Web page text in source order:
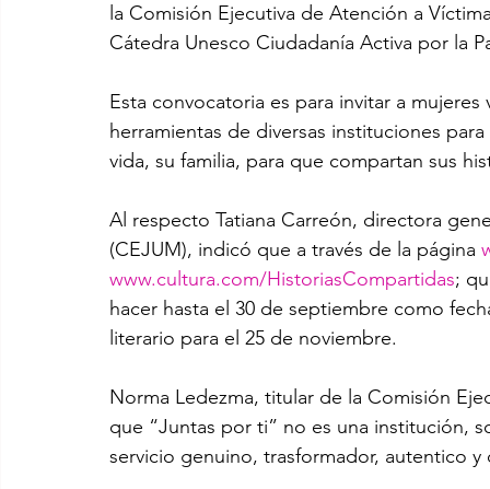
la Comisión Ejecutiva de Atención a
Cátedra Unesco Ciudadanía Activa por la
Esta convocatoria es para invitar a
herramientas de diversas instituciones
vida, su familia, para que compartan sus
Al respecto Tatiana Carreón, directora
(CEJUM), indicó que a través de la página
www.cultura.com/HistoriasCompartidas;
hacer hasta el 30 de septiembre como
literario para el 25 de noviembre.
Norma Ledezma, titular de la Comisión
que “Juntas por ti” no es una institución,
servicio genuino, trasformador, autentico y